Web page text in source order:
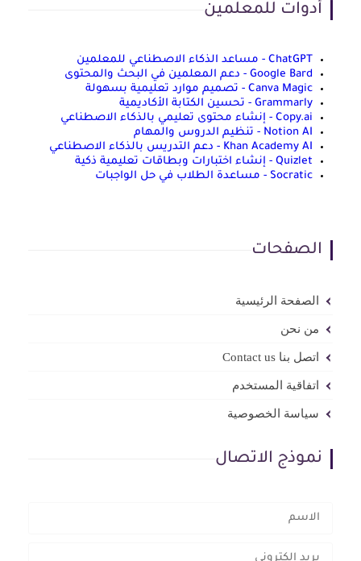
أدوات للمعلمين
ChatGPT - مساعد الذكاء الاصطناعي للمعلمين
Google Bard - دعم المعلمين في البحث والمحتوى
Canva Magic - تصميم موارد تعليمية بسهولة
Grammarly - تحسين الكتابة الأكاديمية
Copy.ai - إنشاء محتوى تعليمي بالذكاء الاصطناعي
Notion AI - تنظيم الدروس والمهام
Khan Academy AI - دعم التدريس بالذكاء الاصطناعي
Quizlet - إنشاء اختبارات وبطاقات تعليمية ذكية
Socratic - مساعدة الطلاب في حل الواجبات
الصفحات
الصفحة الرئيسية
من نحن
اتصل بنا Contact us
اتفاقية المستخدم
سياسة الخصوصية
نموذج الاتصال